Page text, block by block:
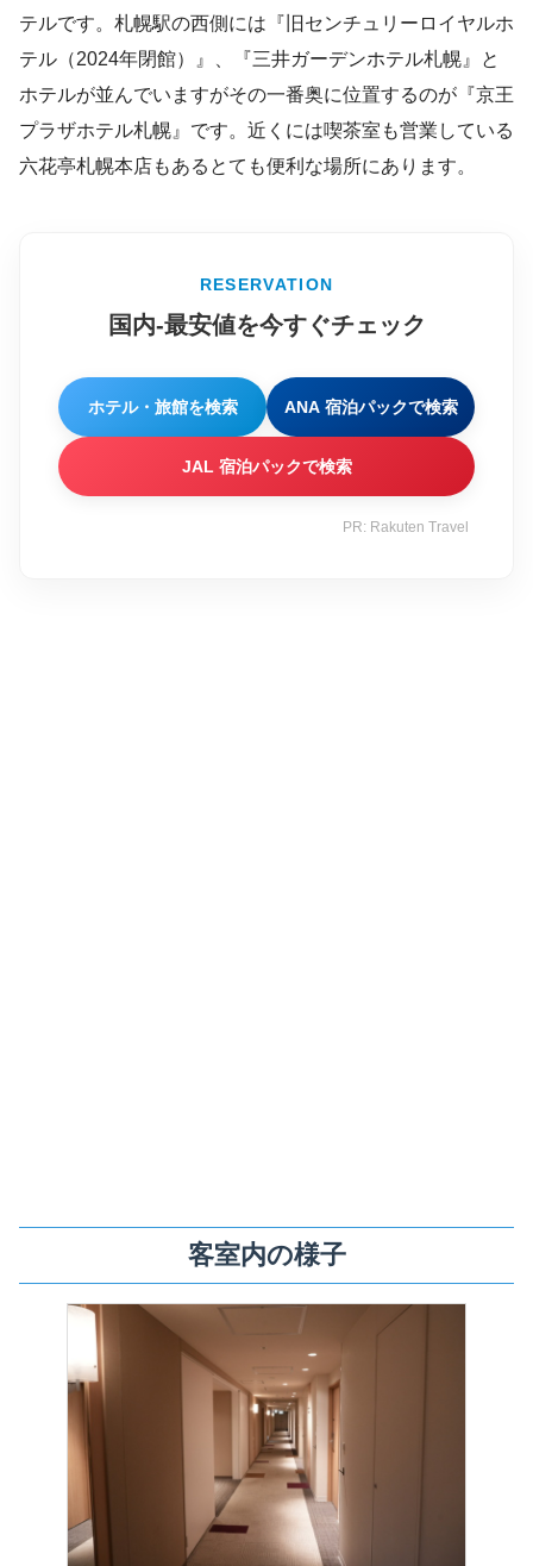
テルです。札幌駅の西側には『旧センチュリーロイヤルホ
テル（2024年閉館）』、『三井ガーデンホテル札幌』と
ホテルが並んでいますがその一番奥に位置するのが『京王
プラザホテル札幌』です。近くには喫茶室も営業している
六花亭札幌本店もあるとても便利な場所にあります。
RESERVATION
国内-最安値を今すぐチェック
ホテル・旅館を検索 ANA 宿泊パックで検索
JAL 宿泊パックで検索
PR: Rakuten Travel
客室内の様子